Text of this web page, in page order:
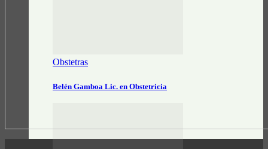
Obstetras
Belén Gamboa Lic. en Obstetricia